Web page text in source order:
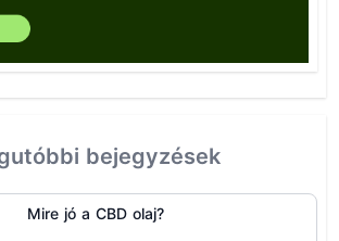
bejegyzések
Mire jó a CBD olaj?